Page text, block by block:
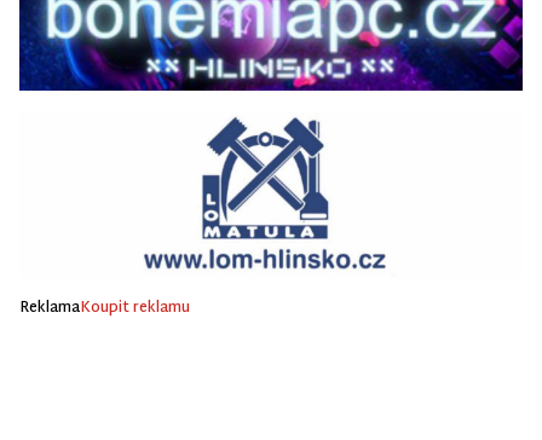
ReklamaKoupit reklamu